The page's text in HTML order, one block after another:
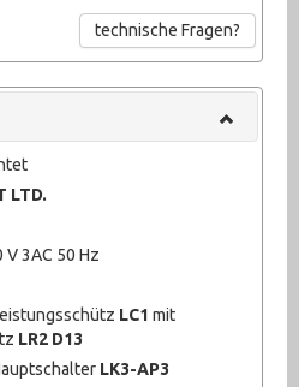
technische Fragen?
LTD.
3AC 50 Hz
LC1 mit
LR2 D13
LK3-AP3